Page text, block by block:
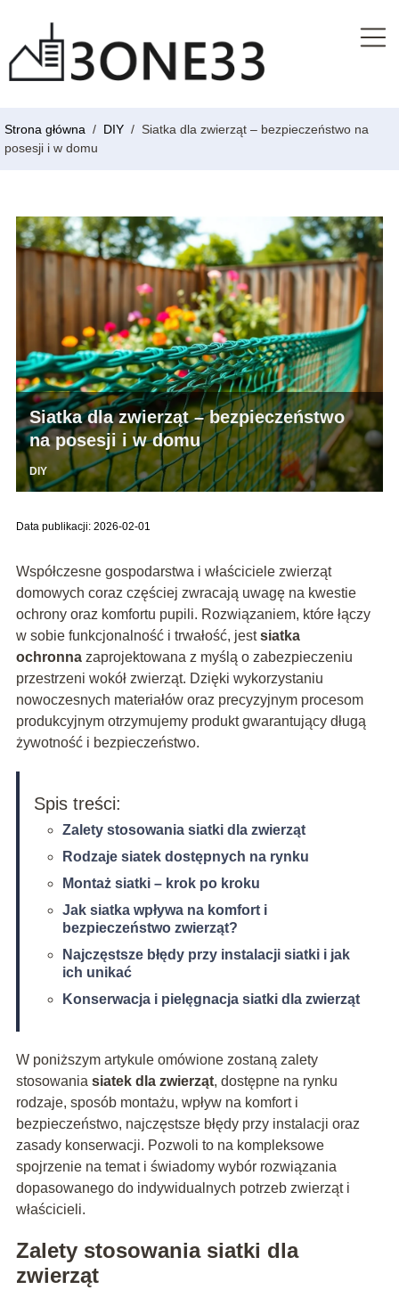
Strona główna / DIY / Siatka dla zwierząt – bezpieczeństwo na
posesji i w domu
Siatka dla zwierząt – bezpieczeństwo
na posesji i w domu
DIY
Data publikacji: 2026-02-01
Współczesne gospodarstwa i właściciele zwierząt
domowych coraz częściej zwracają uwagę na kwestie
ochrony oraz komfortu pupili. Rozwiązaniem, które łączy
w sobie funkcjonalność i trwałość, jestsiatka
ochronnazaprojektowana z myślą o zabezpieczeniu
przestrzeni wokół zwierząt. Dzięki wykorzystaniu
nowoczesnych materiałów oraz precyzyjnym procesom
produkcyjnym otrzymujemy produkt gwarantujący długą
żywotność i bezpieczeństwo.
Spis treści:
Zalety stosowania siatki dla zwierząt
Rodzaje siatek dostępnych na rynku
Montaż siatki – krok po kroku
Jak siatka wpływa na komfort i
bezpieczeństwo zwierząt?
Najczęstsze błędy przy instalacji siatki i jak
ich unikać
Konserwacja i pielęgnacja siatki dla zwierząt
W poniższym artykule omówione zostaną zalety
stosowania siatek dla zwierząt, dostępne na rynku
rodzaje, sposób montażu, wpływ na komfort i
bezpieczeństwo, najczęstsze błędy przy instalacji oraz
zasady konserwacji. Pozwoli to na kompleksowe
spojrzenie na temat i świadomy wybór rozwiązania
dopasowanego do indywidualnych potrzeb zwierząt i
właścicieli.
Zalety stosowania siatki dla
zwierząt